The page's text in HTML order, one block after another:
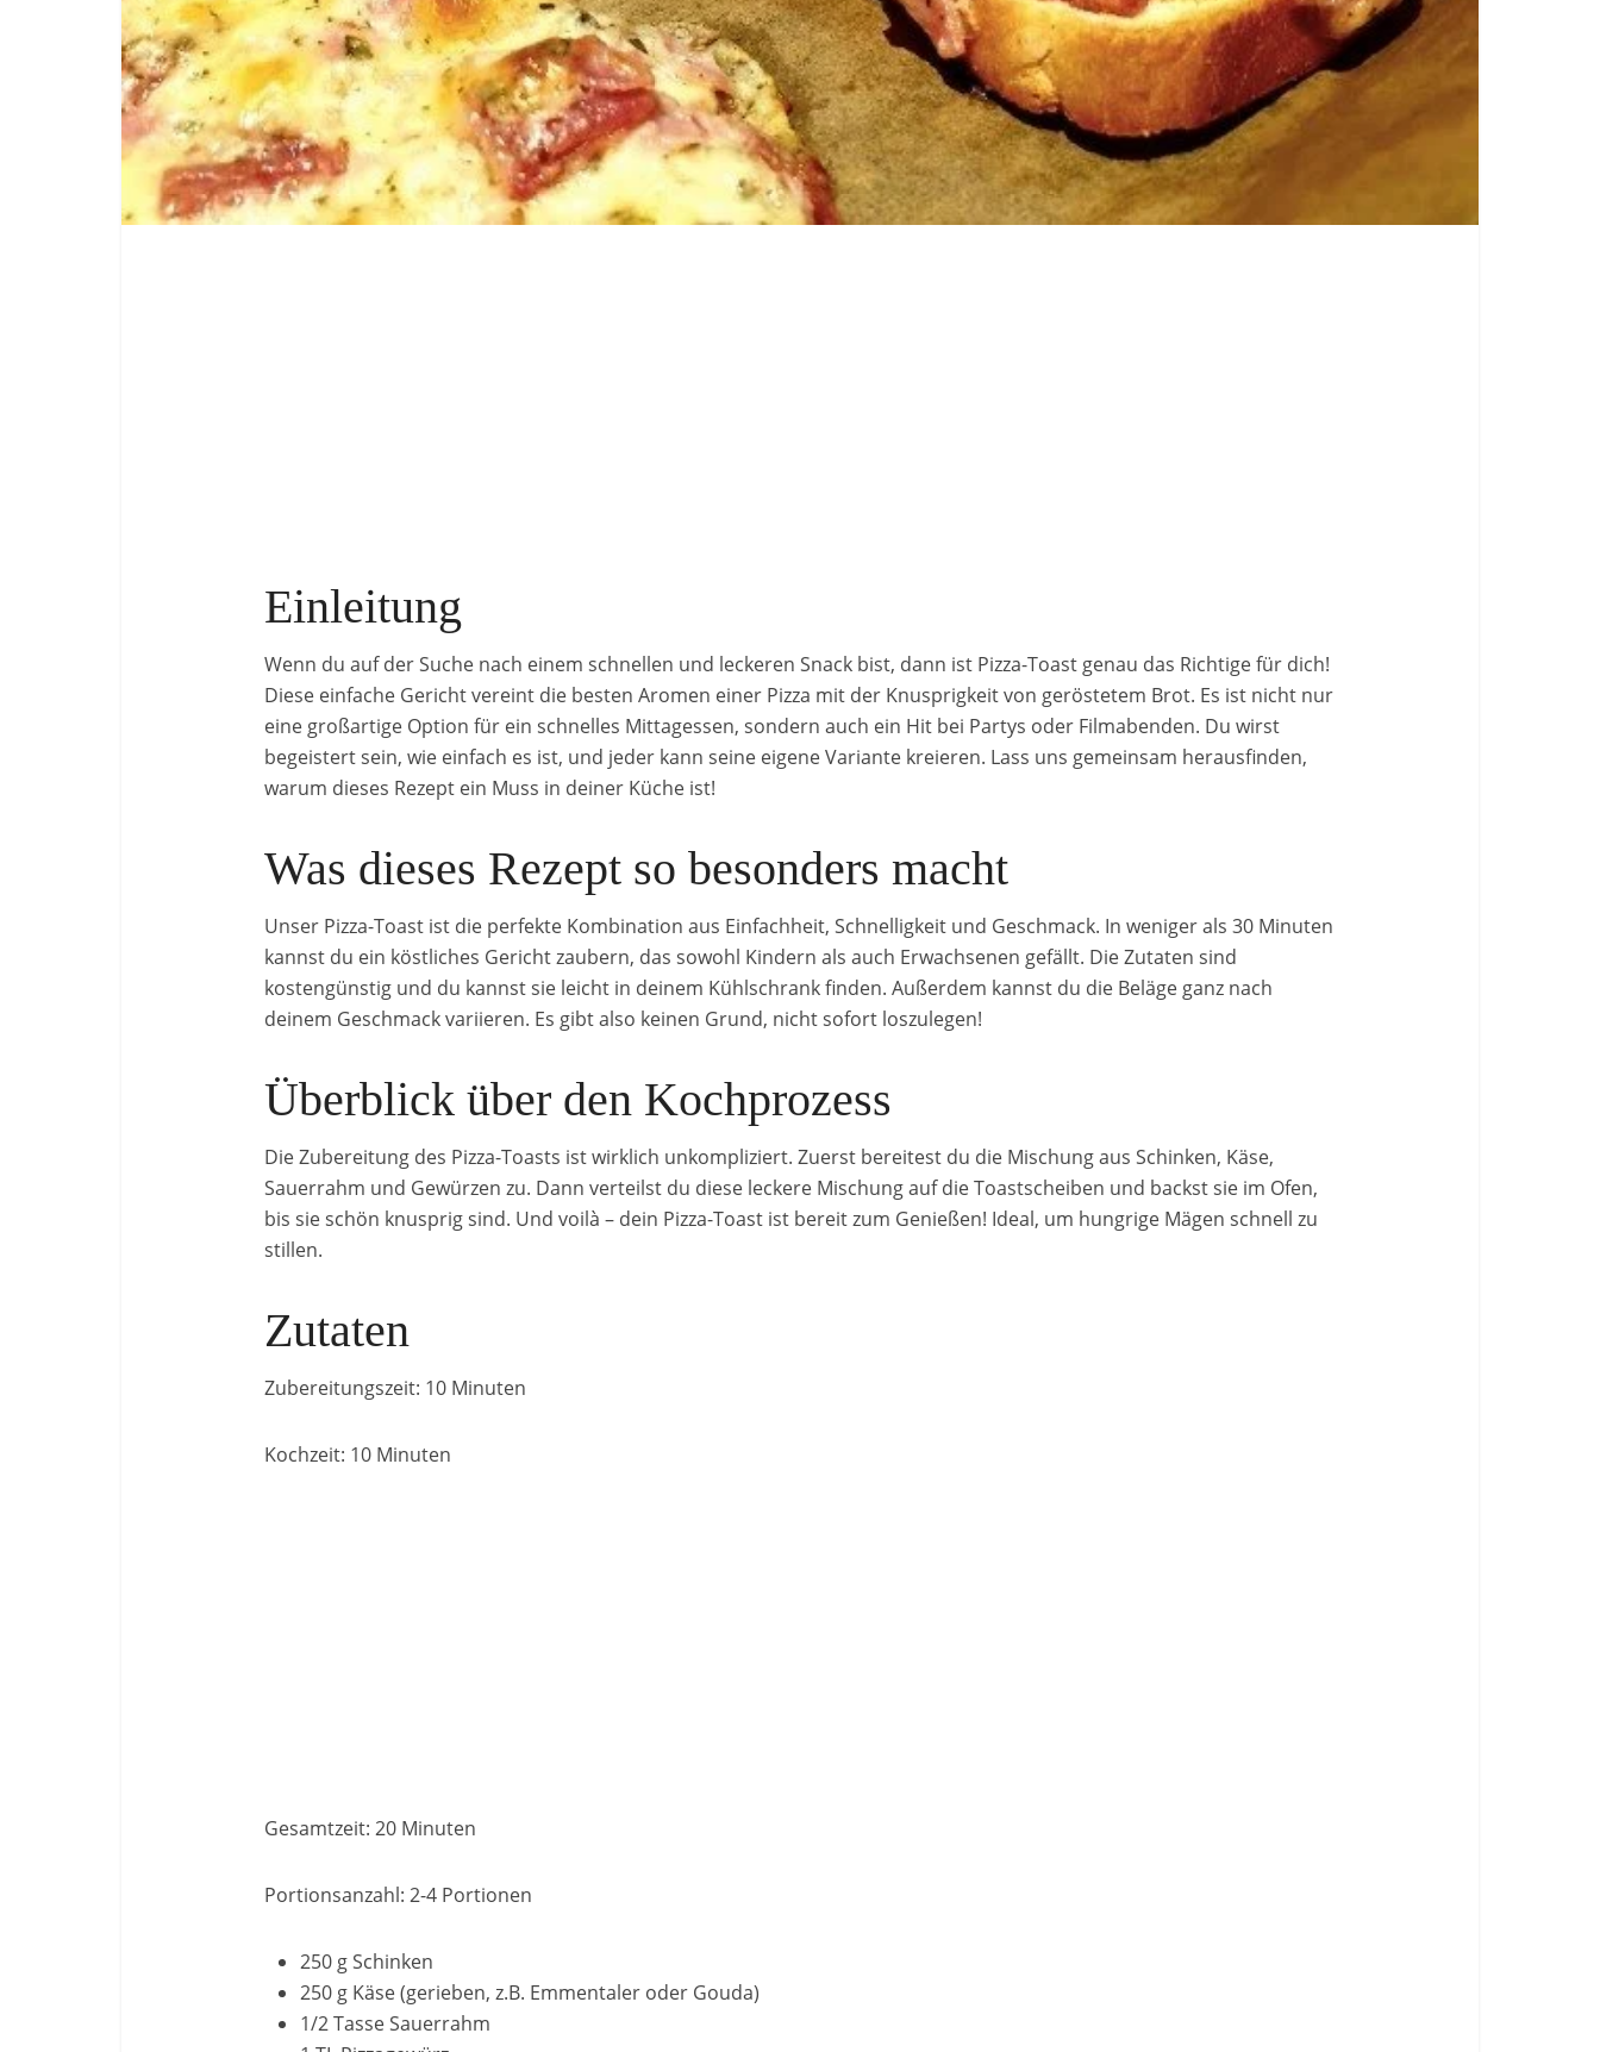
Einleitung
Wenn du auf der Suche nach einem schnellen und leckeren Snack bist, dann ist Pizza-Toast genau das Richtige für dich!
Diese einfache Gericht vereint die besten Aromen einer Pizza mit der Knusprigkeit von geröstetem Brot. Es ist nicht nur
eine großartige Option für ein schnelles Mittagessen, sondern auch ein Hit bei Partys oder Filmabenden. Du wirst
begeistert sein, wie einfach es ist, und jeder kann seine eigene Variante kreieren. Lass uns gemeinsam herausfinden,
warum dieses Rezept ein Muss in deiner Küche ist!
Was dieses Rezept so besonders macht
Unser Pizza-Toast ist die perfekte Kombination aus Einfachheit, Schnelligkeit und Geschmack. In weniger als 30 Minuten
kannst du ein köstliches Gericht zaubern, das sowohl Kindern als auch Erwachsenen gefällt. Die Zutaten sind
kostengünstig und du kannst sie leicht in deinem Kühlschrank finden. Außerdem kannst du die Beläge ganz nach
deinem Geschmack variieren. Es gibt also keinen Grund, nicht sofort loszulegen!
Überblick über den Kochprozess
Die Zubereitung des Pizza-Toasts ist wirklich unkompliziert. Zuerst bereitest du die Mischung aus Schinken, Käse,
Sauerrahm und Gewürzen zu. Dann verteilst du diese leckere Mischung auf die Toastscheiben und backst sie im Ofen,
bis sie schön knusprig sind. Und voilà – dein Pizza-Toast ist bereit zum Genießen! Ideal, um hungrige Mägen schnell zu
stillen.
Zutaten
Zubereitungszeit: 10 Minuten
Kochzeit: 10 Minuten
Gesamtzeit: 20 Minuten
Portionsanzahl: 2-4 Portionen
250 g Schinken
250 g Käse (gerieben, z.B. Emmentaler oder Gouda)
1/2 Tasse Sauerrahm